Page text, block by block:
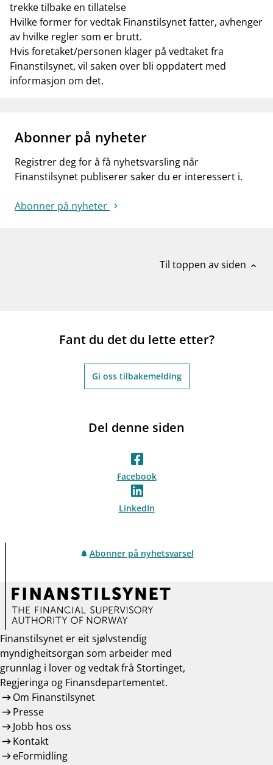
trekke tilbake en tillatelse
Hvilke former for vedtak Finanstilsynet fatter, avhenger
av hvilke regler som er brutt.
Hvis foretaket/personen klager på vedtaket fra
Finanstilsynet, vil saken over bli oppdatert med
informasjon om det.
Abonner på nyheter
Registrer deg for å få nyhetsvarsling når
Finanstilsynet publiserer saker du er interessert i.
Abonner på nyheter
Til toppen av siden expand_less
Fant du det du lette etter?
Gi oss tilbakemelding
Del denne siden
Facebook
LinkedIn
Abonner på nyhetsvarsel
Finanstilsynet er eit sjølvstendig
myndigheitsorgan som arbeider med
grunnlag i lover og vedtak frå Stortinget,
Regjeringa og Finansdepartementet.
Om Finanstilsynet
Presse
Jobb hos oss
Kontakt
eFormidling